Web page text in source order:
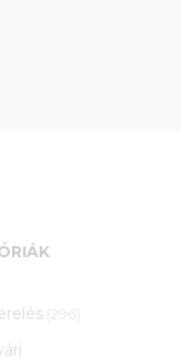
(296)